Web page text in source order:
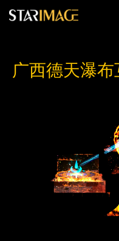
广西德天瀑